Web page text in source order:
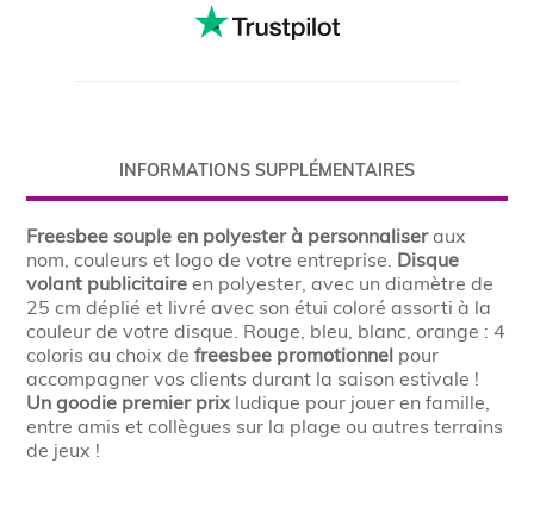
INFORMATIONS SUPPLÉMENTAIRES
Freesbee souple en polyester à personnaliseraux
nom, couleurs et logo de votre entreprise. Disque
volant publicitaire en polyester, avec un diamètre de
25 cm déplié et livré avec son étui coloré assorti à la
couleur de votre disque. Rouge, bleu, blanc, orange : 4
coloris au choix defreesbee promotionnel pour
accompagner vos clients durant la saison estivale !
Un goodie premier prix ludique pour jouer en famille,
entre amis et collègues sur la plage ou autres terrains
de jeux !